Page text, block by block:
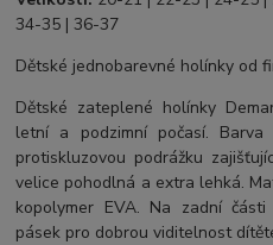
34-35 | 36-37
Dětské jednobarevné holínky od
Dětské zateplené holínky
letní a podzimní počasí.
protiskluzovou podrážku
velice pohodlná a extra lehká.
kopolymer EVA. Na zadní
pásek pro dobrou viditelnost